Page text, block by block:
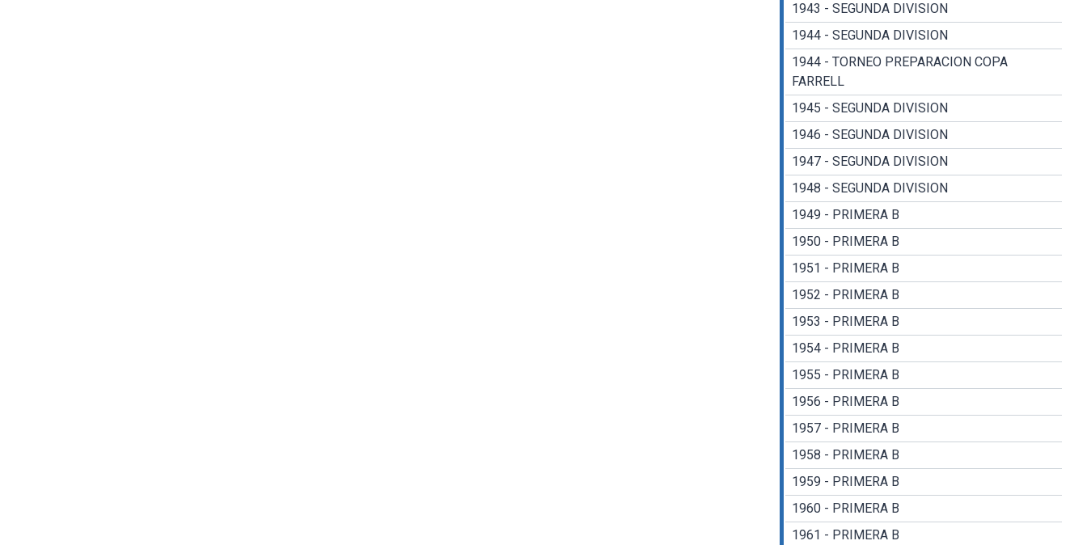
1943 - SEGUNDA DIVISION
1944 - SEGUNDA DIVISION
1944 - TORNEO PREPARACION COPA
FARRELL
1945 - SEGUNDA DIVISION
1946 - SEGUNDA DIVISION
1947 - SEGUNDA DIVISION
1948 - SEGUNDA DIVISION
1949 - PRIMERA B
1950 - PRIMERA B
1951 - PRIMERA B
1952 - PRIMERA B
1953 - PRIMERA B
1954 - PRIMERA B
1955 - PRIMERA B
1956 - PRIMERA B
1957 - PRIMERA B
1958 - PRIMERA B
1959 - PRIMERA B
1960 - PRIMERA B
1961 - PRIMERA B